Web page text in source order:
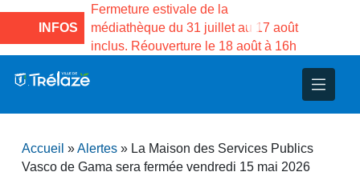
INFOS
la Maison des
de Gama du
Fermeture estivale de la
médiathèque du 31 juillet au 17 août
inclus. Réouverture le 18 août à 16h
Projets
– Jumelage
Accueil »Alertes » La Maison des Services Publics
Vasco de Gama sera fermée vendredi 15 mai 2026